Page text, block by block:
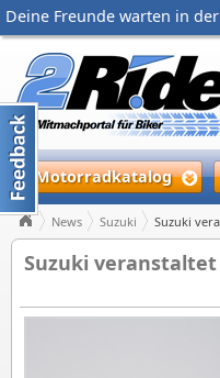
Deine Freunde warten in der
Motorradkatalog
News Suzuki Suzuki
Suzuki veranstaltet